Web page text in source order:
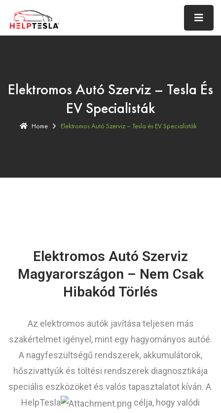
Elektromos Autó Szerviz – Tesla És
EV Specialisták
Home Elektromos Autó Szerviz – Tesla és EV Specialisták
Elektromos Autó Szerviz
Magyarországon – Nem Csak
Hibakód Törlés
Az elektromos autók javítása teljesen más
szakértelmet igényel, mint egy hagyományos autóé.
A nagyfeszültségű rendszerek, akkumulátorok,
hőszivattyúk és töltési rendszerek diagnosztikája
speciális eszközöket és valós tapasztalatot kíván. A
HelpTesla
célja, hogy valódi